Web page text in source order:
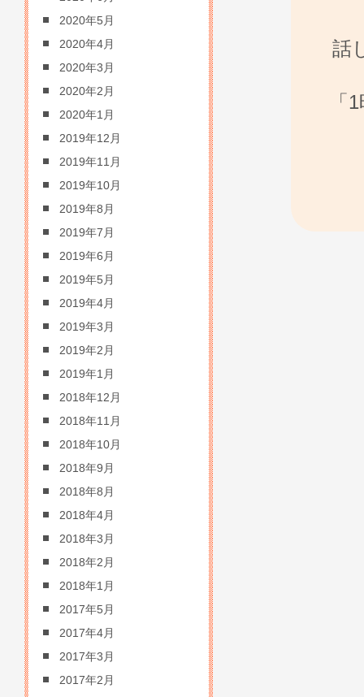
話
「
2020年5月
2020年4月
2020年3月
2020年2月
2020年1月
2019年12月
2019年11月
2019年10月
2019年8月
2019年7月
2019年6月
2019年5月
2019年4月
2019年3月
2019年2月
2019年1月
2018年12月
2018年11月
2018年10月
2018年9月
2018年8月
2018年4月
2018年3月
2018年2月
2018年1月
2017年5月
2017年4月
2017年3月
2017年2月